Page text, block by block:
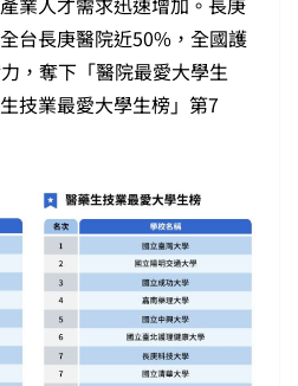
台長庚醫院近50%，全國護
，奪下「醫院最愛大學生
技業最愛大學生榜」第7